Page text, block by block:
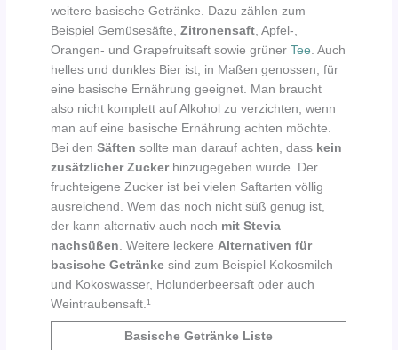
weitere basische Getränke. Dazu zählen zum
Beispiel Gemüsesäfte,Zitronensaft, Apfel-,
Orangen- und Grapefruitsaft sowie grünerTee. Auch
helles und dunkles Bier ist, in Maßen genossen, für
eine basische Ernährung geeignet. Man braucht
also nicht komplett auf Alkohol zu verzichten, wenn
man auf eine basische Ernährung achten möchte.
Bei denSäften sollte man darauf achten, dass kein
zusätzlicher Zuckerhinzugegeben wurde. Der
fruchteigene Zucker ist bei vielen Saftarten völlig
ausreichend. Wem das noch nicht süß genug ist,
der kann alternativ auch noch mit Stevia
nachsüßen. Weitere leckereAlternativen für
basische Getränke sind zum Beispiel Kokosmilch
und Kokoswasser, Holunderbeersaft oder auch
Weintraubensaft.¹
Basische Getränke Liste